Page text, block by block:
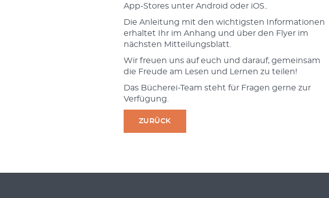
App-Stores unter Android oder iOS..
Die Anleitung mit den wichtigsten Informationen
erhaltet Ihr im Anhang und über den Flyer im
nächsten Mitteilungsblatt.
Wir freuen uns auf euch und darauf, gemeinsam
die Freude am Lesen und Lernen zu teilen!
Das Bücherei-Team steht für Fragen gerne zur
Verfügung.
ZURÜCK